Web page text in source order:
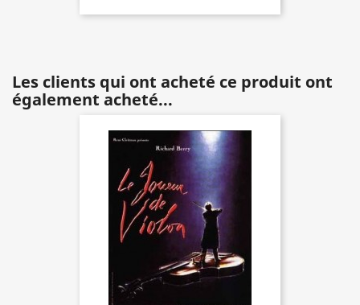
Les clients qui ont acheté ce produit ont
également acheté...